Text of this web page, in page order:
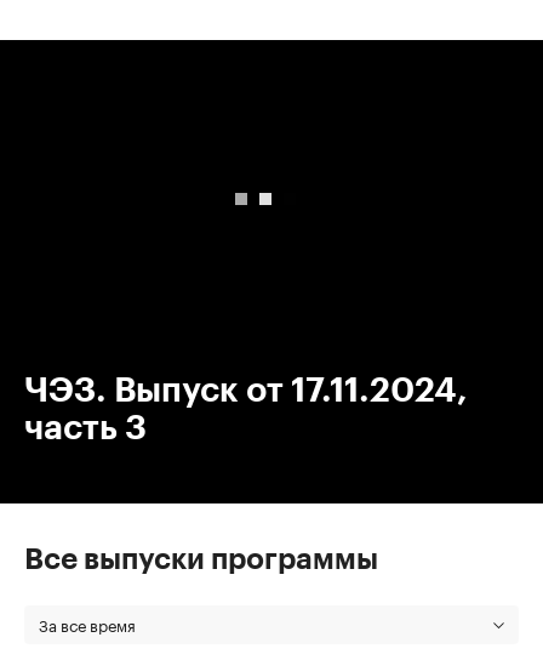
ЧЭЗ. Выпуск от 17.11.2024,
часть 3
Все выпуски программы
За все время